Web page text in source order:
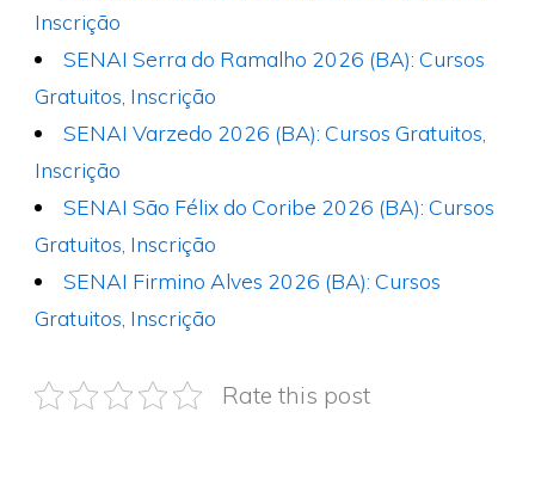
Inscrição
SENAI Serra do Ramalho 2026 (BA): Cursos
Gratuitos, Inscrição
SENAI Varzedo 2026 (BA): Cursos Gratuitos,
Inscrição
SENAI São Félix do Coribe 2026 (BA): Cursos
Gratuitos, Inscrição
SENAI Firmino Alves 2026 (BA): Cursos
Gratuitos, Inscrição
Rate this post